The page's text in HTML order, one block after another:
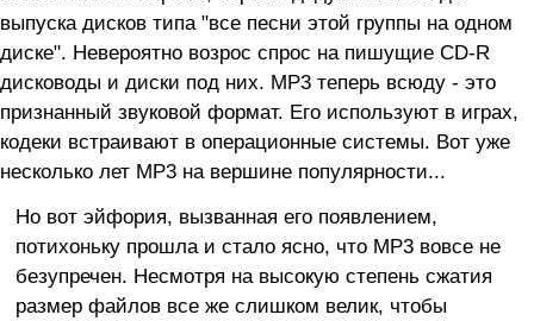
выпуска дисков типа "все песни этой группы на одном
диске". Невероятно возрос спрос на пишущие CD-R
дисководы и диски под них. МР3 теперь всюду - это
признанный звуковой формат. Его используют в играх,
кодеки встраивают в операционные системы. Вот уже
несколько лет МР3 на вершине популярности...
Но вот эйфория, вызванная его появлением,
потихоньку прошла и стало ясно, что МР3 вовсе не
безупречен. Несмотря на высокую степень сжатия
размер файлов все же слишком велик, чтобы